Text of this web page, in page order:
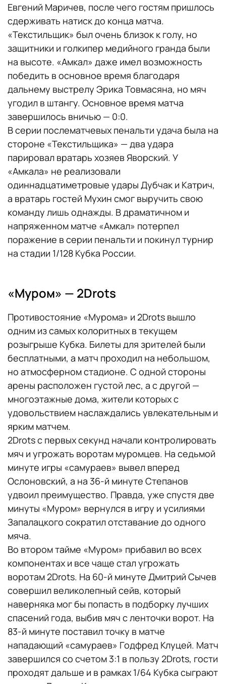
Евгений Маричев, после чего гостям пришлось
сдерживать натиск до конца матча.
«Текстильщик» был очень близок к голу, но
защитники и голкипер медийного гранда были
на высоте. «Амкал» даже имел возможность
победить в основное время благодаря
дальнему выстрелу Эрика Товмасяна, но мяч
угодил в штангу. Основное время матча
завершилось вничью — 0:0.
В серии послематчевых пенальти удача была на
стороне «Текстильщика» — два удара
парировал вратарь хозяев Яворский. У
«Амкала» не реализовали
одиннадцатиметровые удары Дубчак и Катрич,
а вратарь гостей Мухин смог выручить свою
команду лишь однажды. В драматичном и
напряженном матче «Амкал» потерпел
поражение в серии пенальти и покинул турнир
на стадии 1/128 Кубка России.
«Муром» — 2Drots
Противостояние «Мурома» и 2Drots вышло
одним из самых колоритных в текущем
розыгрыше Кубка. Билеты для зрителей были
бесплатными, а матч проходил на небольшом,
но атмосферном стадионе. С одной стороны
арены расположен густой лес, а с другой —
многоэтажные дома, жители которых с
удовольствием наслаждались увлекательным и
ярким матчем.
2Drots с первых секунд начали контролировать
мяч и угрожать воротам муромцев. На седьмой
минуте игры «самураев» вывел вперед
Ослоновский, а на 36-й минуте Степанов
удвоил преимущество. Правда, уже спустя две
минуты «Муром» вернулся в игру и усилиями
Запалацкого сократил отставание до одного
мяча.
Во втором тайме «Муром» прибавил во всех
компонентах и все чаще стал угрожать
воротам 2Drots. На 60-й минуте Дмитрий Сычев
совершил великолепный сейв, который
наверняка мог бы попасть в подборку лучших
спасений года, выбив мяч с ленточки ворот. На
83-й минуте поставил точку в матче
нападающий «самураев» Годфред Клуцей. Матч
завершился со счетом 3:1 в пользу 2Drots, гости
проходят дальше и в рамках 1/64 Кубка сыграют